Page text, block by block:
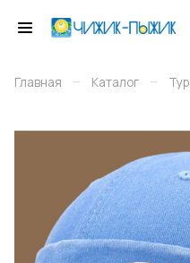
Главная – Каталог –